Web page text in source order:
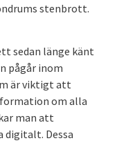
stenbrott.
sedan länge känt
pågår inom
är viktigt att
om alla
man att
Dessa